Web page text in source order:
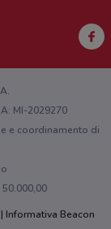
MI-2029270
e coordinamento di
Informativa Beacon